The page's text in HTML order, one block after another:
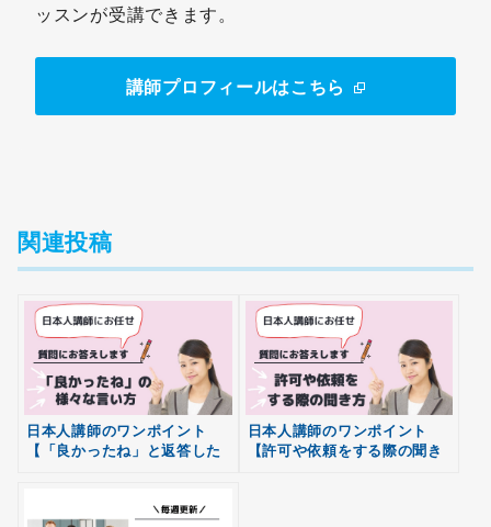
ッスンが受講できます。
講師プロフィールはこちら
関連投稿
日本人講師のワンポイント
【「良かったね」と返答した
日本人講師のワンポイント
【許可や依頼をする際の聞き
無料